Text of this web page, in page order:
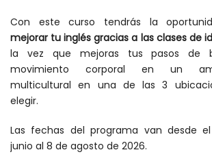
Con este curso tendrás la
mejorar tu inglés gracias a las clases de
la vez que mejoras tus pasos de
movimiento corporal en un
multicultural en una de las 3
elegir.
Las fechas del programa van desde
junio al 8 de agosto de 2026.